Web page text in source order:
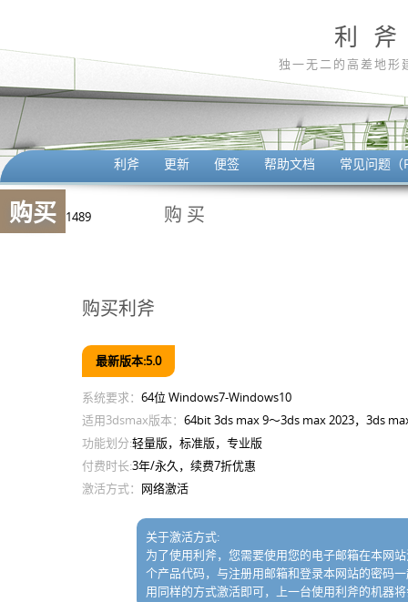
利 斧
独一无二的高差地形
利斧 更新 便签 帮助文档 常见问题（
购买 1489 购买
购买利斧
最新版本:5.0
系统要求： 64位 Windows7-Windows10
适用3dsmax版本： 64bit 3ds max 9～3ds max 2023，3ds
功能划分:轻量版，标准版，专业版
付费时长:3年/永久，续费7折优惠
激活方式： 网络激活
关于激活方式:
为了使用利斧，您需要使用您的电子邮箱在本网
个产品代码，与注册用邮箱和登录本网站的密码
用同样的方式激活即可，上一台使用利斧的机器